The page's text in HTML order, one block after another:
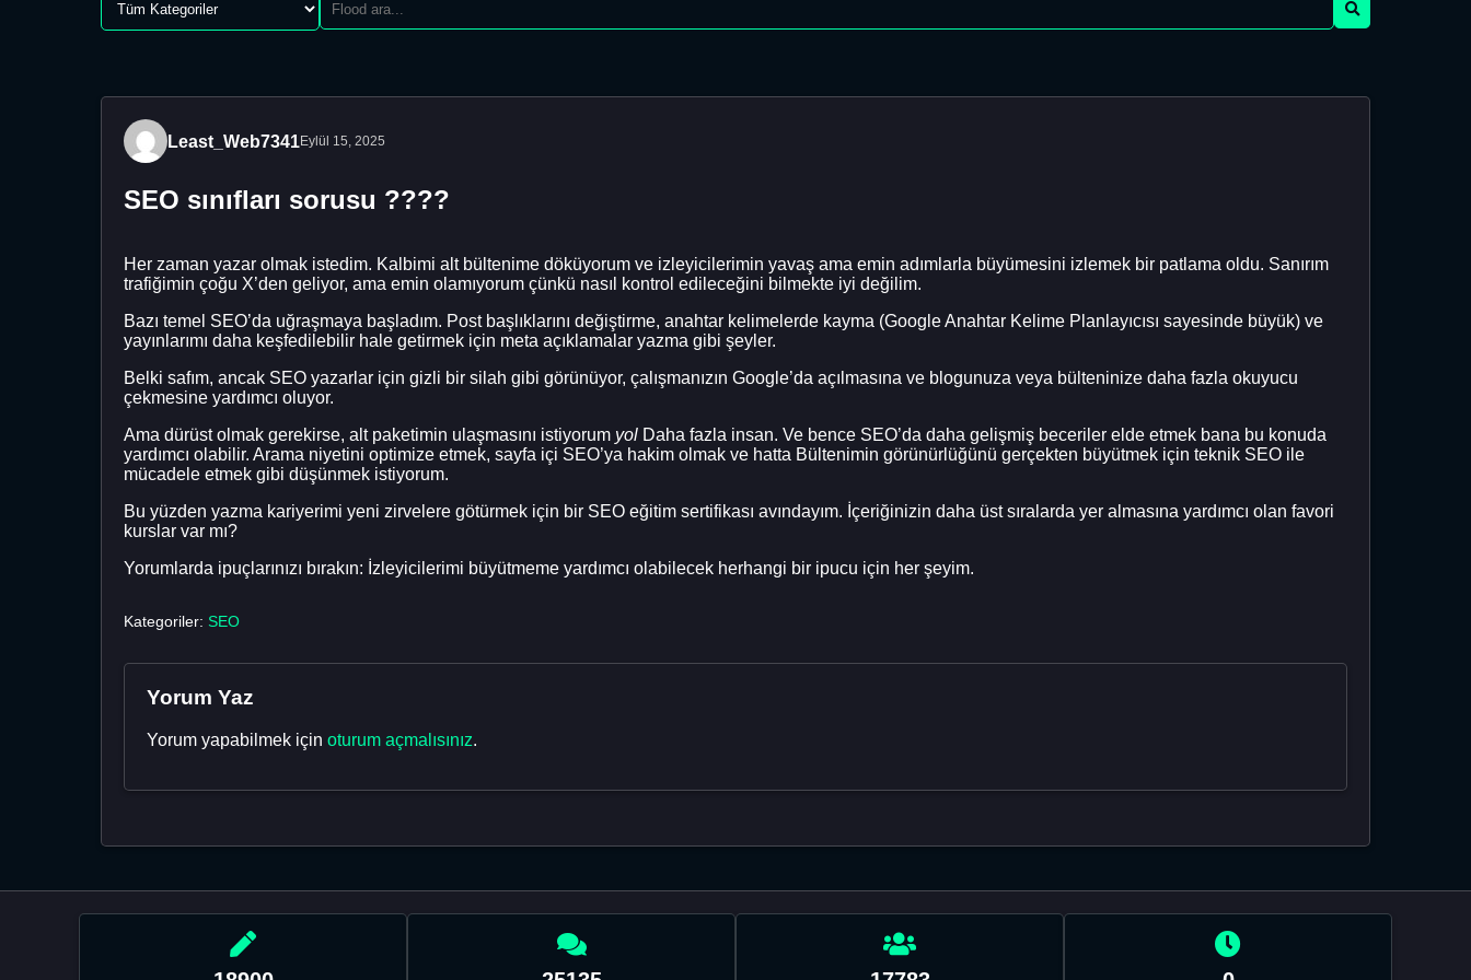
Least_Web7341Eylül 15, 2025
SEO sınıfları sorusu ????
Her zaman yazar olmak istedim. Kalbimi alt bültenime döküyorum ve izleyicilerimin yavaş ama emin adımlarla büyümesini izlemek bir patlama oldu. Sanırım
trafiğimin çoğu X’den geliyor, ama emin olamıyorum çünkü nasıl kontrol edileceğini bilmekte iyi değilim.
Bazı temel SEO’da uğraşmaya başladım. Post başlıklarını değiştirme, anahtar kelimelerde kayma (Google Anahtar Kelime Planlayıcısı sayesinde büyük) ve
yayınlarımı daha keşfedilebilir hale getirmek için meta açıklamalar yazma gibi şeyler.
Belki safım, ancak SEO yazarlar için gizli bir silah gibi görünüyor, çalışmanızın Google’da açılmasına ve blogunuza veya bülteninize daha fazla okuyucu
çekmesine yardımcı oluyor.
Ama dürüst olmak gerekirse, alt paketimin ulaşmasını istiyorum yol Daha fazla insan. Ve bence SEO’da daha gelişmiş beceriler elde etmek bana bu konuda
yardımcı olabilir. Arama niyetini optimize etmek, sayfa içi SEO’ya hakim olmak ve hatta Bültenimin görünürlüğünü gerçekten büyütmek için teknik SEO ile
mücadele etmek gibi düşünmek istiyorum.
Bu yüzden yazma kariyerimi yeni zirvelere götürmek için bir SEO eğitim sertifikası avındayım. İçeriğinizin daha üst sıralarda yer almasına yardımcı olan favori
kurslar var mı?
Yorumlarda ipuçlarınızı bırakın: İzleyicilerimi büyütmeme yardımcı olabilecek herhangi bir ipucu için her şeyim.
Kategoriler: SEO
Yorum Yaz
Yorum yapabilmek için oturum açmalısınız.